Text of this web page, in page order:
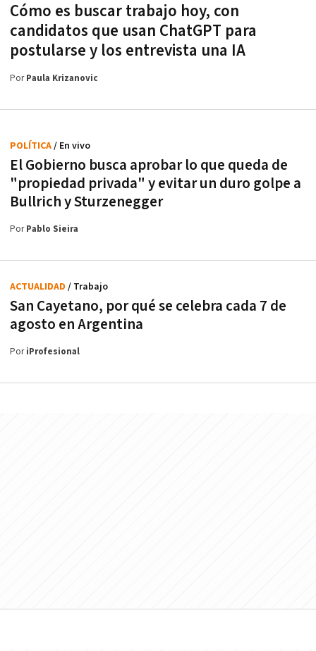
Cómo es buscar trabajo hoy, con
candidatos que usan ChatGPT para
postularse y los entrevista una IA
PorPaula Krizanovic
El Gobierno busca aprobar lo que queda de
"propiedad privada" y evitar un duro golpe a
Bullrich y Sturzenegger
POLÍTICA/ En vivo
PorPablo Sieira
San Cayetano, por qué se celebra cada 7 de
agosto en Argentina
ACTUALIDAD / Trabajo
PoriProfesional